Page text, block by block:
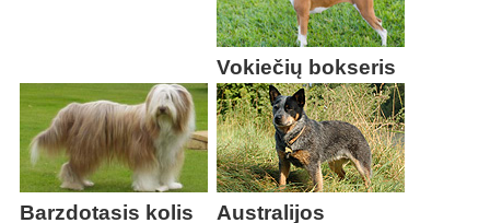
Vokiečių bokseris
Barzdotasis kolis
Australijos